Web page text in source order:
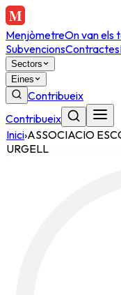
MenjòmetreOn van els
SubvencionsContractes
Sectors
Eines
Contribueix
Contribueix
Inici›ASSOCIACIO
URGELL